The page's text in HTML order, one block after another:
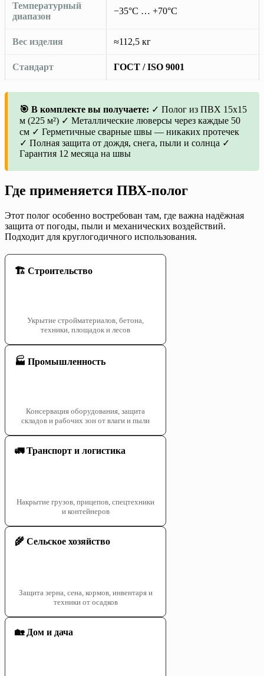
Температурный
диапазон
−35°C … +70°C
Вес изделия ≈112,5 кг
Стандарт ГОСТ / ISO 9001
🎯 В комплекте вы получаете: ✓ Полог из ПВХ 15х15
м (225 м²) ✓ Металлические люверсы через каждые 50
см ✓ Герметичные сварные швы — никаких протечек
✓ Полная защита от дождя, снега, пыли и солнца ✓
Гарантия 12 месяца на швы
Где применяется ПВХ-полог
Этот полог особенно востребован там, где важна надёжная
защита от погоды, пыли и механических воздействий.
Подходит для круглогодичного использования.
🏗️ Строительство
Укрытие стройматериалов, бетона,
техники, площадок и лесов
🏭 Промышленность
Консервация оборудования, защита
складов и рабочих зон от влаги и пыли
🚛 Транспорт и логистика
Накрытие грузов, прицепов, спецтехники
и контейнеров
🌾 Сельское хозяйство
Защита зерна, сена, кормов, инвентаря и
техники от осадков
🏡 Дом и дача